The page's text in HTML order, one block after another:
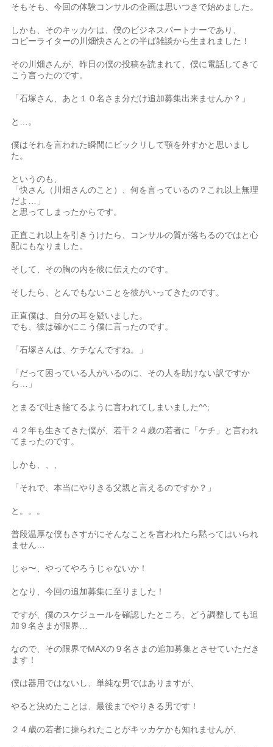
そもそも、今回の体験コンサルの企画は思いつきで始めました。
しかも、そのキッカケは、僕のビジネスパートナーであり、
コピーライターの川畑快さんとの半ば雑談から生まれました！
その川畑さんが、昨日の僕の投稿を読まれて、僕に電話してきて
こう言ったのです。
「石塚さん、あと１０名さま分だけ追加募集出来ませんか？」
と…。
僕はそれを言われた瞬間にビックリして顎を外すかと思いまし
た。
というのも、
「快さん（川畑さんのこと）、何を言っているの？これ以上無理
だよ…」
と思ってしまったからです。
正直これ以上を引きうけたら、コンサルの質が落ちるのではと心
配にもなりました。
そして、その胸の内を彼に伝えたのです。
そしたら、とんでもないことを彼がいってきたのです。
正直僕は、自分の耳を疑いました。
でも、彼は確かにこう僕に言ったのです。
「石塚さんは、ケチなんですね。」
「だって困っている人がいるのに、その人を助けない訳ですか
ら…」
とまるで吐き捨てるように言われてしまいました^^;
４２年も生きてきた僕が、若干２４歳の若者に「ケチ」と言われ
てまったのです。
しかも、、、
「それで、本当にやりきる父親と言えるのですか？」
と。。。
普段温厚な僕もさすがにそんなことを言われたら黙ってはいられ
ません…
じゃ〜、やってやろうじゃないか！
となり、今回の追加募集に至りました！
ですが、僕のスケジュールを確認したところ、どう調整しても追
加９名さまが限界…
なので、その限界でMAXの９名さまの追加募集とさせていただき
ます！
僕は器用ではないし、単純な男ではありますが、
やると決めたことは、最後までやりきる男です！
２４歳の若者に操られたことがキッカケかも知れませんが、